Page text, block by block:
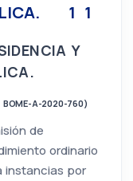
1 1
Y
BOME-A-2020-760)
de
ordinario
instancias por